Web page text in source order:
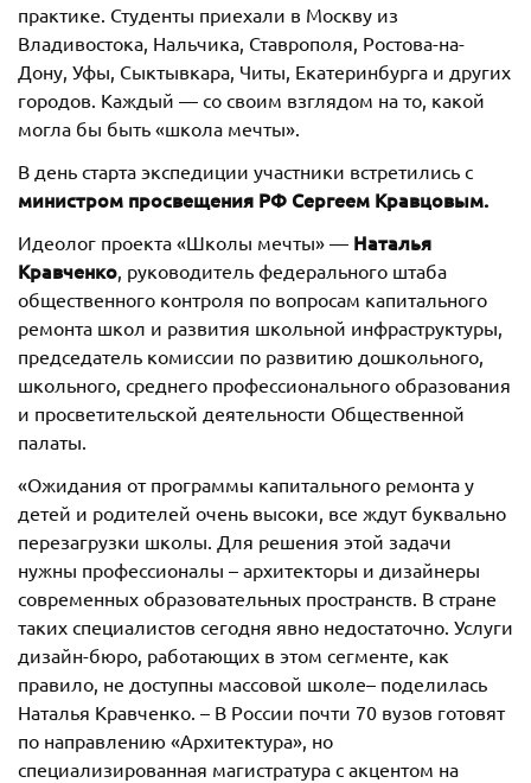
практике. Студенты приехали в Москву из
Владивостока, Нальчика, Ставрополя, Ростова-на-
Дону, Уфы, Сыктывкара, Читы, Екатеринбурга и других
городов. Каждый — со своим взглядом на то, какой
могла бы быть «школа мечты».
В день старта экспедиции участники встретились с
министром просвещения РФ Сергеем Кравцовым.
Идеолог проекта «Школы мечты» — Наталья
Кравченко, руководитель федерального штаба
общественного контроля по вопросам капитального
ремонта школ и развития школьной инфраструктуры,
председатель комиссии по развитию дошкольного,
школьного, среднего профессионального образования
и просветительской деятельности Общественной
палаты.
«Ожидания от программы капитального ремонта у
детей и родителей очень высоки, все ждут буквально
перезагрузки школы. Для решения этой задачи
нужны профессионалы – архитекторы и дизайнеры
современных образовательных пространств. В стране
таких специалистов сегодня явно недостаточно. Услуги
дизайн-бюро, работающих в этом сегменте, как
правило, не доступны массовой школе– поделилась
Наталья Кравченко. – В России почти 70 вузов готовят
по направлению «Архитектура», но
специализированная магистратура с акцентом на